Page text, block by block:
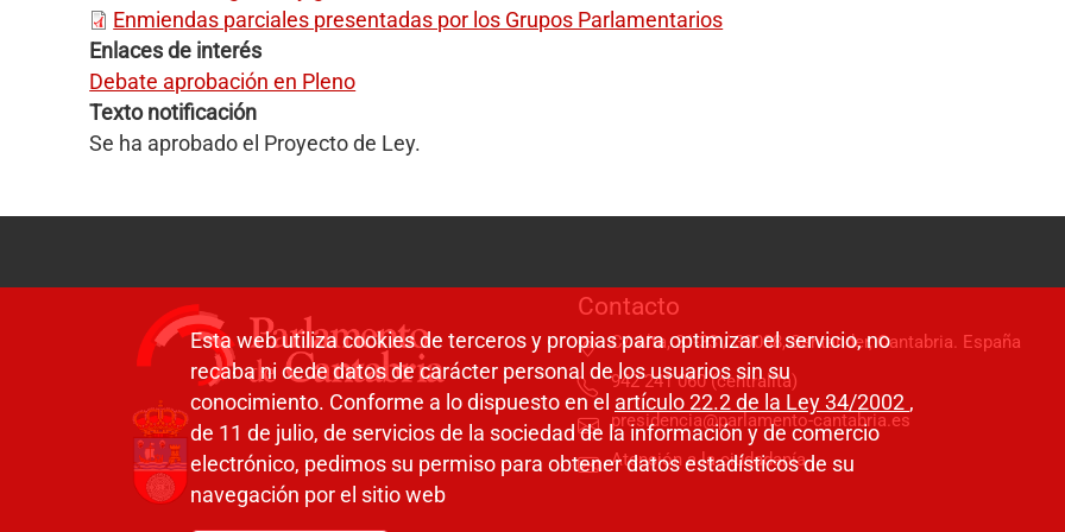
Enmiendas parciales presentadas por los Grupos Parlamentarios
Enlaces de interés
Debate aprobación en Pleno
Texto notificación
Se ha aprobado el Proyecto de Ley.
Contacto
C/ Alta, 31-33 / 39008, Santander, Cantabria. España
942 241 060 (centralita)
presidencia@parlamento-cantabria.es
Atención a la ciudadanía
Esta web utiliza cookies de terceros y propias para optimizar el servicio, no
recaba ni cede datos de carácter personal de los usuarios sin su
conocimiento. Conforme a lo dispuesto en el artículo 22.2 de la Ley 34/2002 ,
de 11 de julio, de servicios de la sociedad de la información y de comercio
electrónico, pedimos su permiso para obtener datos estadísticos de su
navegación por el sitio web